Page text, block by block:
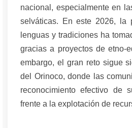
nacional, especialmente en
selváticas. En este 2026, la
lenguas y tradiciones ha
gracias a proyectos de etno-
embargo, el gran reto sigue
del Orinoco, donde las
reconocimiento efectivo de
frente a la explotación de